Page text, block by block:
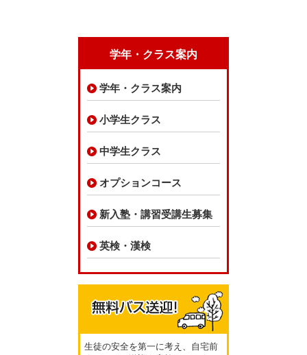
学年・クラス案内
学年・クラス案内
小学生クラス
中学生クラス
オプションコース
新入塾・講習受講生募集
英検・漢検
生徒の安全を第一に考え、自宅前